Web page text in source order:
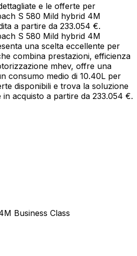
e le offerte per
S 580 Mild hybrid 4M
a partire da 233.054 €.
S 580 Mild hybrid 4M
una scelta eccellente per
combina prestazioni, efficienza
mhev, offre una
consumo medio di 10.40L per
disponibili e trova la soluzione
in acquisto a partire da 233.054 €.
Business Class